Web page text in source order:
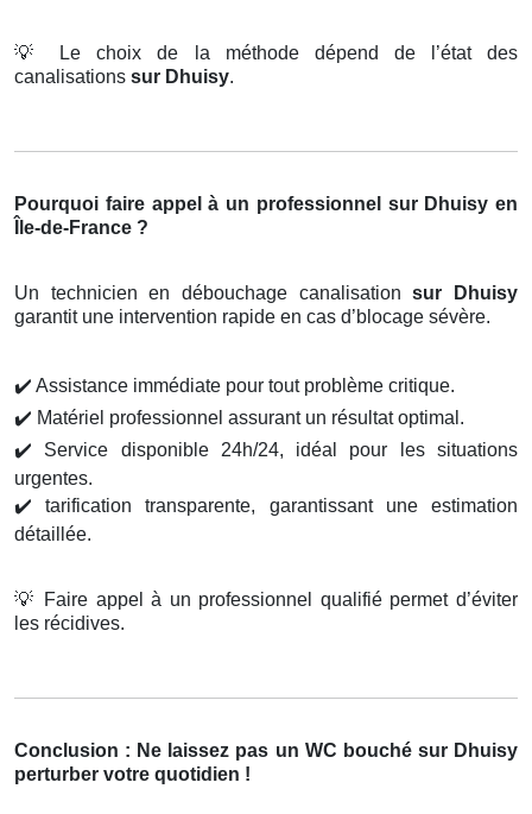
💡
Le choix de la méthode dépend de l’état des
canalisations sur Dhuisy.
Pourquoi faire appel à un professionnel sur Dhuisy en
Île-de-France ?
Un technicien en débouchage canalisationsur Dhuisy
garantit une intervention rapide en cas d’blocage sévère.
✔️ Assistance immédiate pour tout problème critique.
✔️ Matériel professionnel assurant un résultat optimal.
✔️ Service disponible 24h/24, idéal pour les situations
urgentes.
✔️ tarification transparente, garantissant une estimation
détaillée.
💡
Faire appel à un professionnel qualifié permet d’éviter
les récidives.
Conclusion : Ne laissez pas un WC bouché sur Dhuisy
perturber votre quotidien !